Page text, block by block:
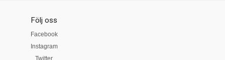
Följ oss
Facebook
Instagram
Twitter